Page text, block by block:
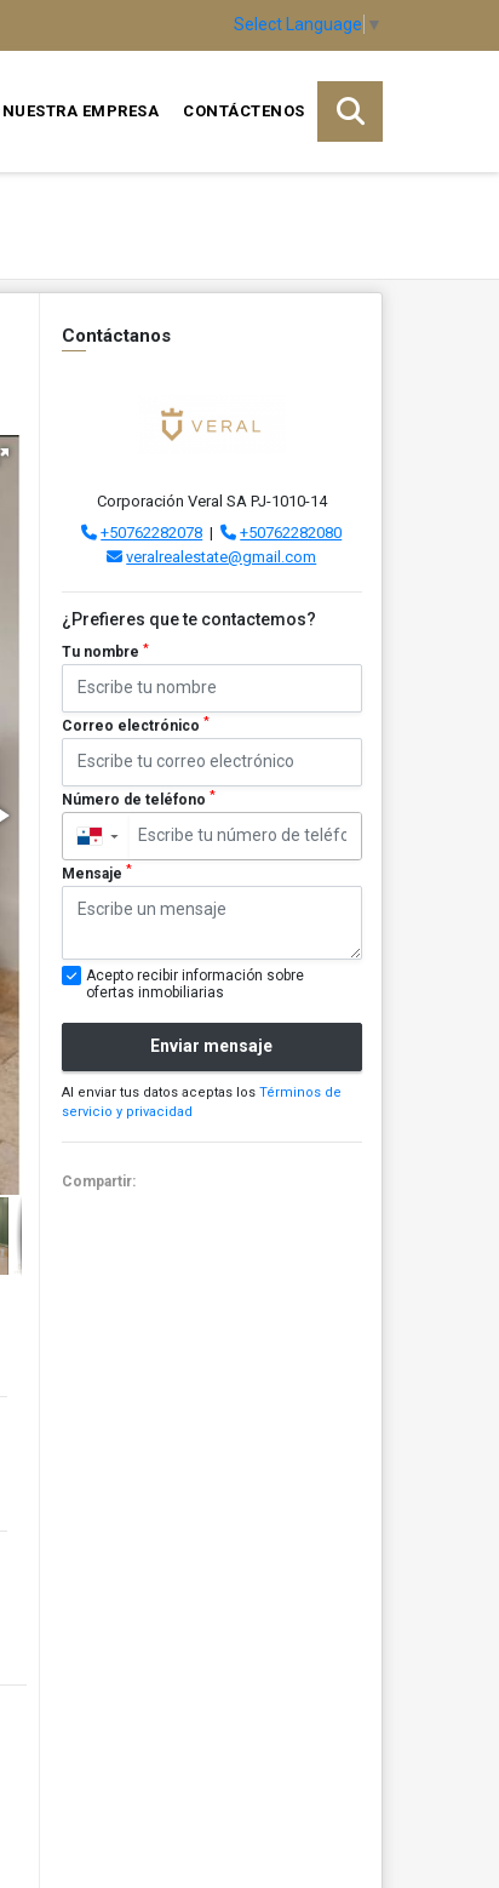
Select Language ▼
NUESTRA EMPRESA CONTÁCTENOS
Contáctanos
Corporación Veral SA PJ-1010-14
+50762282078 |
+50762282080
veralrealestate@gmail.com
¿Prefieres que te contactemos?
Tu nombre *
Correo electrónico *
Número de teléfono *
▼
Mensaje *
Acepto recibir información sobre
ofertas inmobiliarias
Enviar mensaje
Al enviar tus datos aceptas los Términos de
servicio y privacidad
Compartir: